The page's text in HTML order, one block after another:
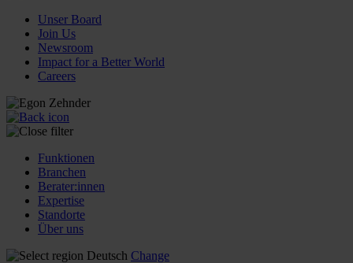
Unser Board
Join Us
Newsroom
Impact for a Better World
Careers
Funktionen
Branchen
Berater:innen
Expertise
Standorte
Über uns
Deutsch Change